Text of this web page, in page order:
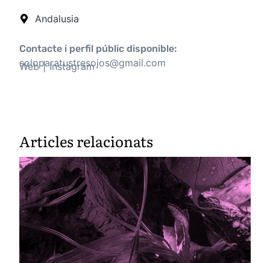
Andalusia
Contacte i perfil públic disponible:
soloparatustresojos@gmail.com
Web Instagram
Articles relacionats